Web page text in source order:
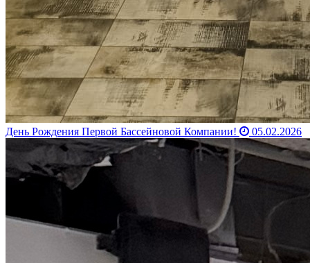
День Рождения Первой Бассейновой Компании! 05.02.2026